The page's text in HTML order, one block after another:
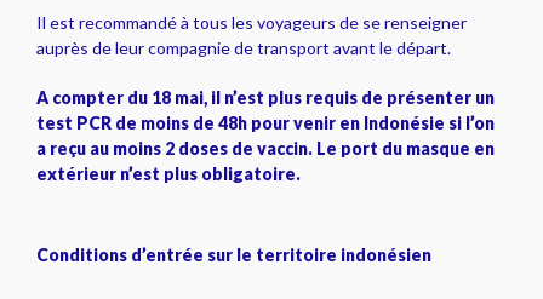
Il est recommandé à tous les voyageurs de se renseigner
auprès de leur compagnie de transport avant le départ.
A compter du 18 mai, il n’est plus requis de présenter un
test PCR de moins de 48h pour venir en Indonésie si l’on
a reçu au moins 2 doses de vaccin. Le port du masque en
extérieur n’est plus obligatoire.
Conditions d’entrée sur le territoire indonésien